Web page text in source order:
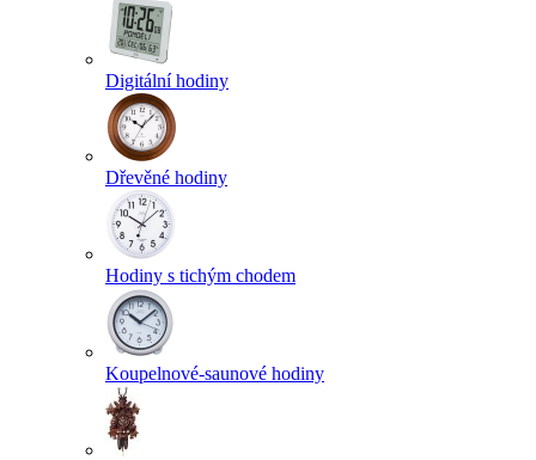
Digitální hodiny
Dřevěné hodiny
Hodiny s tichým chodem
Koupelnové-saunové hodiny